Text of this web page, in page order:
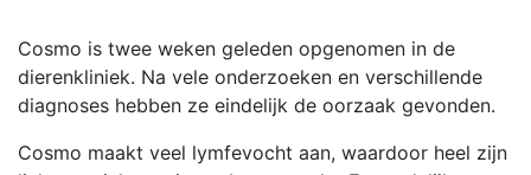
Cosmo is twee weken geleden opgenomen in de
dierenkliniek. Na vele onderzoeken en verschillende
diagnoses hebben ze eindelijk de oorzaak gevonden.
Cosmo maakt veel lymfevocht aan, waardoor heel zijn